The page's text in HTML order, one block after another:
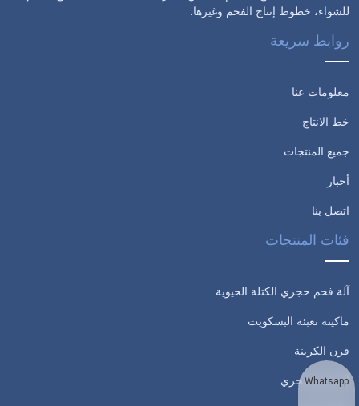
للشواء، خطوط إنتاج الفحم وغيرها.
روابط سريعة
معلومات عنا
خط الانتاج
جميع المنتجات
أخبار
اتصل بنا
فئات المنتجات
آلة فحم حجري الكتلة الحيوية
ماكينة تعبئة البسكويت
فرن الكربنة
آلة فحم حجري
Whatsapp